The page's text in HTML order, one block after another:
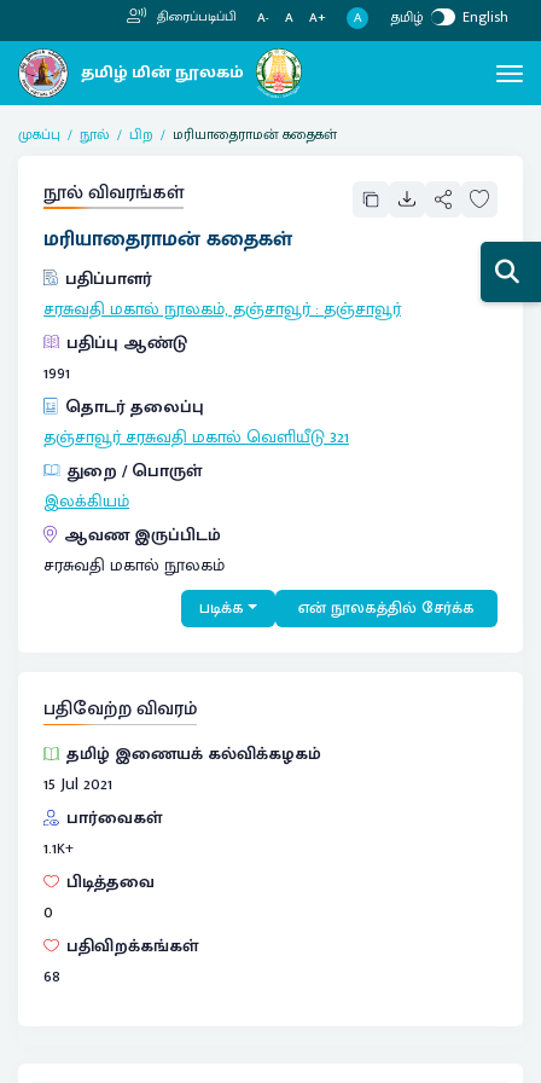
திரைப்படிப்பி A- A A+ A தமிழ் English
முகப்பு நூல் பிற மரியாதைராமன் கதைகள்
நூல் விவரங்கள்
மரியாதைராமன் கதைகள்
பதிப்பாளர்
சரசுவதி மகால் நூலகம், தஞ்சாவூர்:தஞ்சாவூர்
பதிப்பு ஆண்டு
1991
தொடர் தலைப்பு
தஞ்சாவூர் சரசுவதி மகால் வெளியீடு321
துறை / பொருள்
இலக்கியம்
ஆவண இருப்பிடம்
சரசுவதி மகால் நூலகம்
படிக்க என் நூலகத்தில் சேர்க்க
பதிவேற்ற விவரம்
தமிழ் இணையக் கல்விக்கழகம்
15 Jul 2021
பார்வைகள்
1.1K+
பிடித்தவை
0
பதிவிறக்கங்கள்
68